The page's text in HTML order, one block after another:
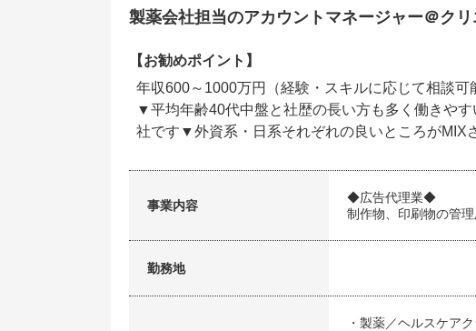
製薬会社担当のアカウントマネージャー＠ク
【お勧めポイント】
年収600～1000万円（経験・スキルに応じて相談
▼平均年齢40代中盤と社歴の長い方も多く働きや
社です▼外資系・日系それぞれの良いところが
事業内容
◆広告代理業◆
制作物、印刷物の管
勤務地
・製薬／ヘルスケア